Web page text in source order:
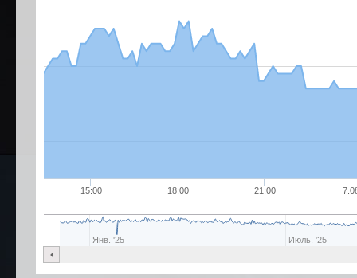
15:00 18:00 21:00
Янв. '25 Июль. '25